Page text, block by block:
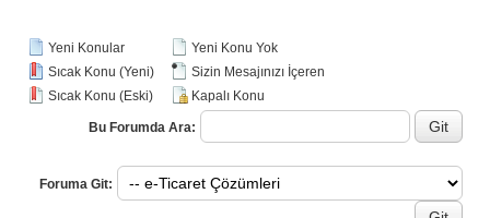
Yeni Konular
Sıcak Konu (Yeni)
Sıcak Konu (Eski)
Yeni Konu Yok
Sizin Mesajınızı İçeren
Kapalı Konu
Bu Forumda Ara:
Foruma Git: